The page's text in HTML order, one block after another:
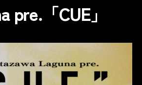
pre.「CUE」